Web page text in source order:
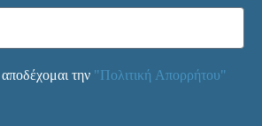
την "Πολιτική Απορρήτου"